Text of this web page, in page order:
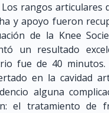
rangos articulares
y apoyo fueron
de la Knee
un resultado
fue de 40 minutos.
en la cavidad
alguna
el tratamiento de